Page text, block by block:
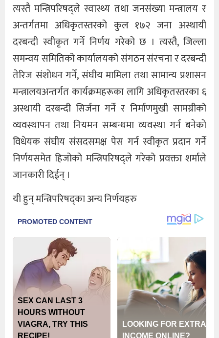
त्यस्तै मन्त्रिपरिषद्ले स्वास्थ्य तथा जनसंख्या मन्त्रालय र
अन्तर्गतमा अधिकृतस्तरको कुल १७२ जना अस्थायी
दरबन्दी स्वीकृत गर्ने निर्णय गरेको छ । त्यस्तै, जिल्ला
समन्वय समितिको कार्यालयको संगठन संरचना र दरबन्दी
तेरिज संशोधन गर्ने, संघीय मामिला तथा सामान्य प्रशासन
मन्त्रालयअन्तर्गत कार्यक्रमहरूका लागि अधिकृतस्तरका ६
अस्थायी दरबन्दी सिर्जना गर्ने र निर्माणमुखी सामग्रीको
व्यवस्थापन तथा नियमन सम्बन्धमा व्यवस्था गर्न बनेको
विधेयक संघीय संसदसमक्ष पेस गर्न स्वीकृत प्रदान गर्ने
निर्णयसमेत हिजोको मन्त्रिपरिषद्ले गरेको प्रवक्ता शर्माले
जानकारी दिईन् ।
यी हुन् मन्त्रिपरिषद्का अन्य निर्णयहरु